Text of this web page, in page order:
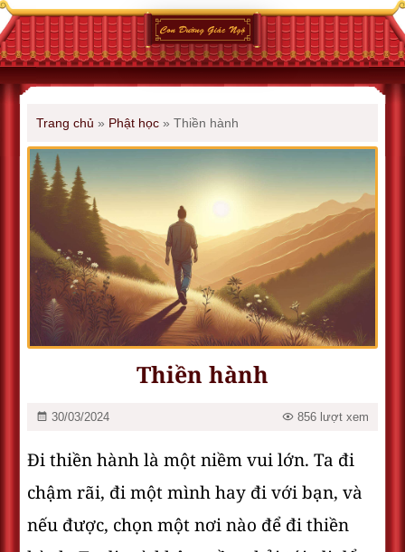
Trang chủ » Phật học » Thiền hành
Thiền hành
30/03/2024 856 lượt xem
Đi thiền hành là một niềm vui lớn. Ta đi
chậm rãi, đi một mình hay đi với bạn, và
nếu được, chọn một nơi nào để đi thiền